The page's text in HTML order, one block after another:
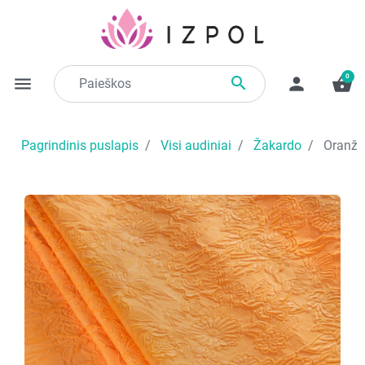
menu  person shopping_basket
0
Pagrindinis puslapis Visi audiniai Žakardo